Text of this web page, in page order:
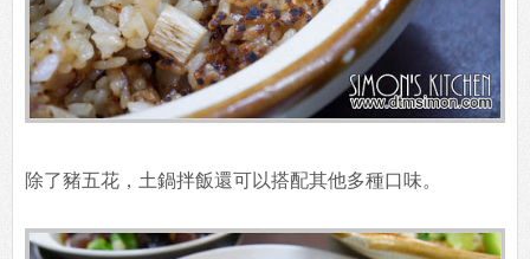
除了豬五花，土鍋拌飯還可以搭配其他多種口味。